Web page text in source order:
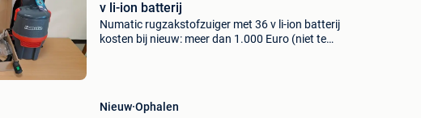
v li-ion batterij
Numatic rugzakstofzuiger met 36 v li-ion batterij
kosten bij nieuw: meer dan 1.000 Euro (niet te
Nieuw Ophalen